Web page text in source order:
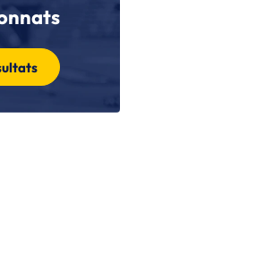
bronze
portes de la